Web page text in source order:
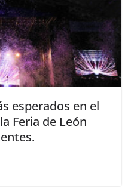
esperados en el
Feria de León